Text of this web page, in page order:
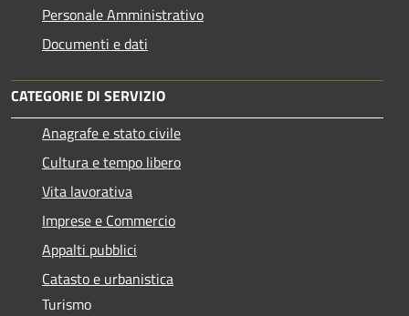
Personale Amministrativo
Documenti e dati
CATEGORIE DI SERVIZIO
Anagrafe e stato civile
Cultura e tempo libero
Vita lavorativa
Imprese e Commercio
Appalti pubblici
Catasto e urbanistica
Turismo